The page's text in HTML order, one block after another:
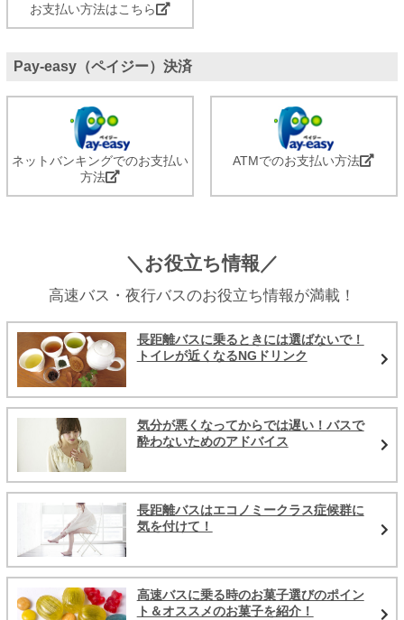
お支払い方法はこちら
Pay-easy（ペイジー）決済
ネットバンキングでのお支払い
方法
ATMでのお支払い方法
＼お役立ち情報／
高速バス・夜行バスのお役立ち情報が満載！
長距離バスに乗るときには選ばないで！
トイレが近くなるNGドリンク
気分が悪くなってからでは遅い！バスで
酔わないためのアドバイス
長距離バスはエコノミークラス症候群に
気を付けて！
高速バスに乗る時のお菓子選びのポイン
ト＆オススメのお菓子を紹介！